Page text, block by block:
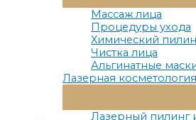
Массаж лица
Процедуры ухода
Химический
Чистка лица
Альгинатные
Лазерная косметология
Лазерный пилинг